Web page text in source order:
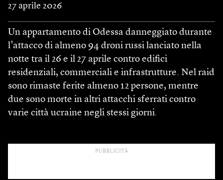
27 aprile 2026
Un appartamento di Odessa danneggiato durante
l’attacco di almeno 94 droni russi lanciato nella
notte tra il 26 e il 27 aprile contro edifici
residenziali, commerciali e infrastrutture. Nel raid
sono rimaste ferite almeno 12 persone, mentre
due sono morte in altri attacchi sferrati contro
varie città ucraine negli stessi giorni.
PUBBLICITÀ